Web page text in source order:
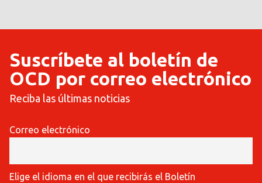
Suscríbete al boletín de
OCD por correo electrónico
Reciba las últimas noticias
Correo electrónico
Elige el idioma en el que recibirás el Boletín